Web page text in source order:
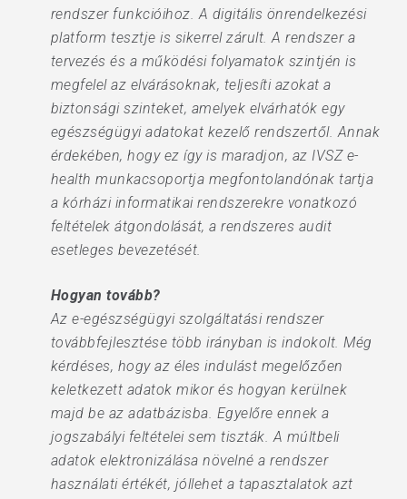
rendszer funkcióihoz. A digitális önrendelkezési
platform tesztje is sikerrel zárult. A rendszer a
tervezés és a működési folyamatok szintjén is
megfelel az elvárásoknak, teljesíti azokat a
biztonsági szinteket, amelyek elvárhatók egy
egészségügyi adatokat kezelő rendszertől. Annak
érdekében, hogy ez így is maradjon, az IVSZ e-
health munkacsoportja megfontolandónak tartja
a kórházi informatikai rendszerekre vonatkozó
feltételek átgondolását, a rendszeres audit
esetleges bevezetését.
Hogyan tovább?
Az e-egészségügyi szolgáltatási rendszer
továbbfejlesztése több irányban is indokolt. Még
kérdéses, hogy az éles indulást megelőzően
keletkezett adatok mikor és hogyan kerülnek
majd be az adatbázisba. Egyelőre ennek a
jogszabályi feltételei sem tiszták. A múltbeli
adatok elektronizálása növelné a rendszer
használati értékét, jóllehet a tapasztalatok azt